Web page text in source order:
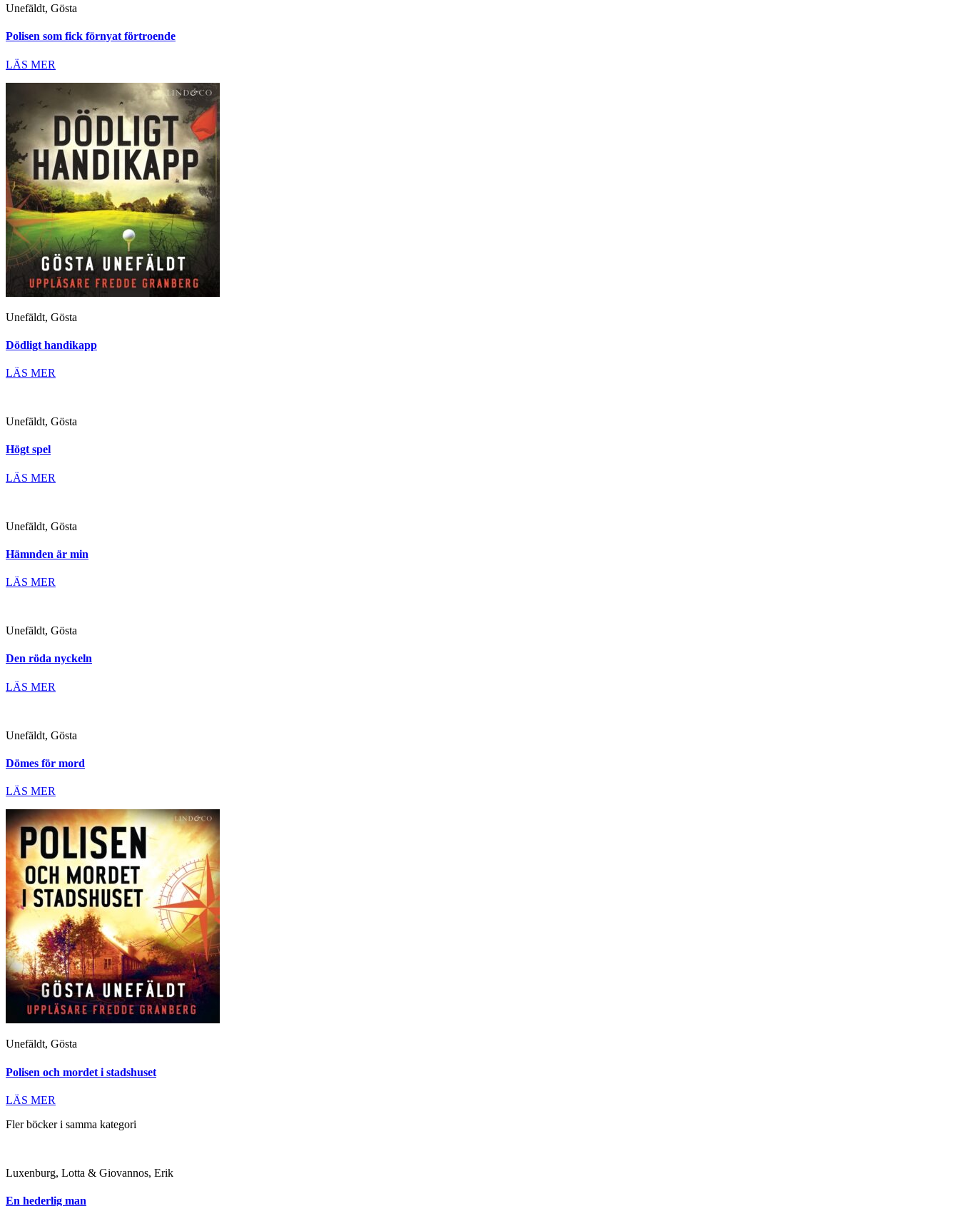
Unefäldt, Gösta
Polisen som fick förnyat förtroende
LÄS MER
Unefäldt, Gösta
Dödligt handikapp
LÄS MER
Unefäldt, Gösta
Högt spel
LÄS MER
Unefäldt, Gösta
Hämnden är min
LÄS MER
Unefäldt, Gösta
Den röda nyckeln
LÄS MER
Unefäldt, Gösta
Dömes för mord
LÄS MER
Unefäldt, Gösta
Polisen och mordet i stadshuset
LÄS MER
Fler böcker i samma kategori
Luxenburg, Lotta & Giovannos, Erik
En hederlig man